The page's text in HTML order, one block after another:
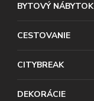
BYTOVÝ NÁBYTOK
CESTOVANIE
CITYBREAK
DEKORÁCIE